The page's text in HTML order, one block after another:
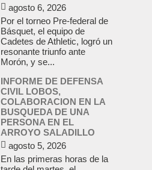
agosto 6, 2026
Por el torneo Pre-federal de
Básquet, el equipo de
Cadetes de Athletic, logró un
resonante triunfo ante
Morón, y se...
INFORME DE DEFENSA
CIVIL LOBOS,
COLABORACION EN LA
BUSQUEDA DE UNA
PERSONA EN EL
ARROYO SALADILLO
agosto 5, 2026
En las primeras horas de la